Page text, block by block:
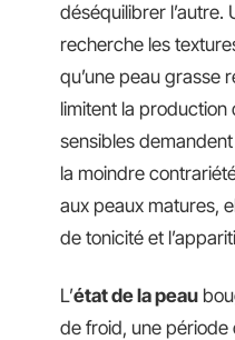
déséquilibrer l’autre.
recherche les
qu’une peau grasse
limitent la production
sensibles
la moindre
aux peaux matures,
de tonicité et
L’état de la peau
de froid, une période